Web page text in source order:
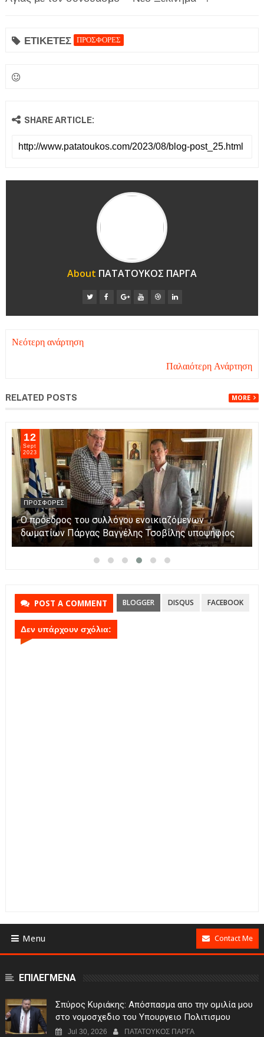
ΕΤΙΚΕΤΕΣ ΠΡΟΣΦΟΡΕΣ
SHARE ARTICLE:
About ΠΑΤΑΤΟΥΚΟΣ ΠΑΡΓΑ
Νεότερη ανάρτηση
Παλαιότερη Ανάρτηση
RELATED POSTS MORE
13
Sept
2023
ΠΡΟΣΦΟΡΕΣ
Υποψήφιος Δημοτικός Σύμβουλος Πάργας με τον
συνδυασμό “Νέο Ξεκίνημα” ο Αλέξανδρος
Δημόπουλος
POST A COMMENT BLOGGER DISQUS FACEBOOK
Δεν υπάρχουν σχόλια:
Menu Contact Me
ΕΠΙΛΕΓΜΕΝΑ
Σπύρος Κυριάκης: Απόσπασμα απο την ομιλία μου
στο νομοσχεδιο του Υπουργειο Πολιτισμου
Jul 30, 2026 ΠΑΤΑΤΟΥΚΟΣ ΠΑΡΓΑ